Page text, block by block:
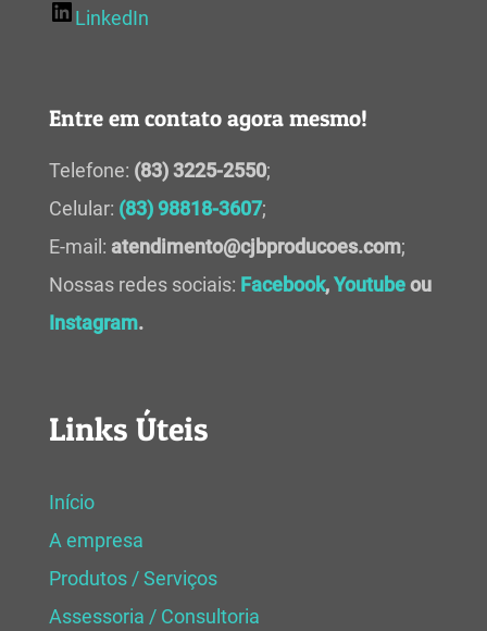
LinkedIn
Entre em contato agora mesmo!
Telefone: (83) 3225-2550;
Celular: (83) 98818-3607;
E-mail: atendimento@cjbproducoes.com;
Nossas redes sociais: Facebook,Youtubeou
Instagram.
Links Úteis
Início
A empresa
Produtos / Serviços
Assessoria / Consultoria